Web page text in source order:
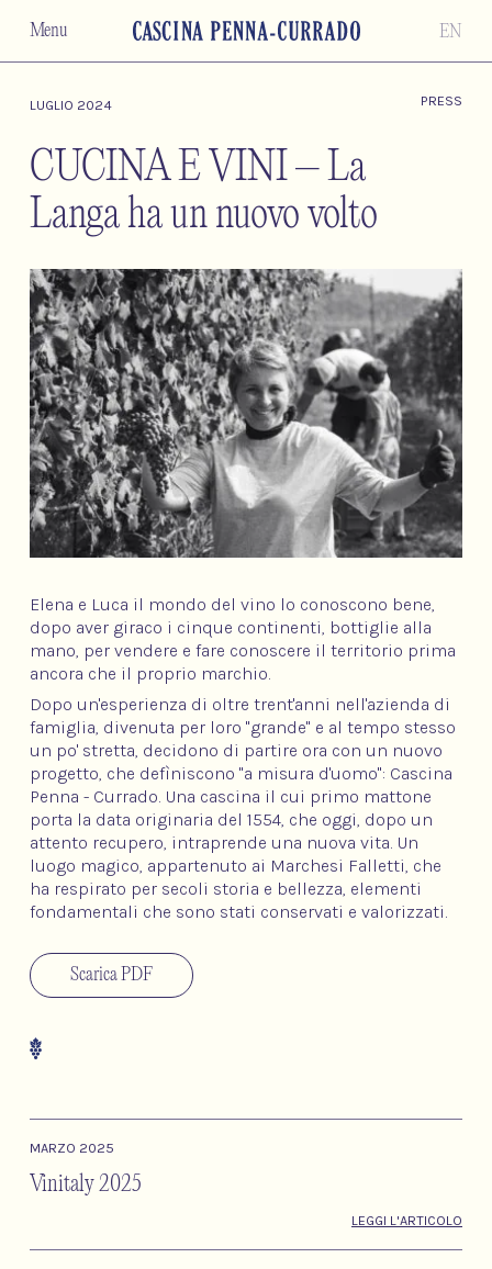
Menu EN
LUGLIO 2024 PRESS
CUCINA E VINI – La
Langa ha un nuovo volto
Elena e Luca il mondo del vino lo conoscono bene,
dopo aver giraco i cinque continenti, bottiglie alla
mano, per vendere e fare conoscere il territorio prima
ancora che il proprio marchio.
Dopo un'esperienza di oltre trent'anni nell'azienda di
famiglia, divenuta per loro "grande" e al tempo stesso
un po' stretta, decidono di partire ora con un nuovo
progetto, che defìniscono "a misura d'uomo": Cascina
Penna - Currado. Una cascina il cui primo mattone
porta la data originaria del 1554, che oggi, dopo un
attento recupero, intraprende una nuova vita. Un
luogo magico, appartenuto ai Marchesi Falletti, che
ha respirato per secoli storia e bellezza, elementi
fondamentali che sono stati conservati e valorizzati.
Scarica PDF
MARZO 2025
Vinitaly 2025
LEGGI L'ARTICOLO